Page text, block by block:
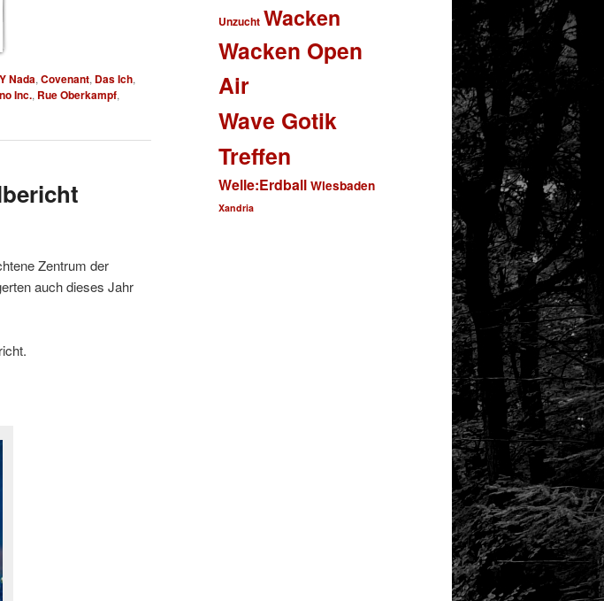
Nada, Covenant, Das Ich,
Inc., Rue Oberkampf,
Zentrum der
auch dieses Jahr
Unzucht Wacken
Wacken Open
Air
Wave Gotik
Treffen
Welle:Erdball Wiesbaden
Xandria